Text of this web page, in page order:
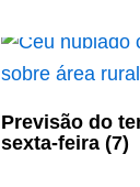
Previsão do
sexta-feira (7)